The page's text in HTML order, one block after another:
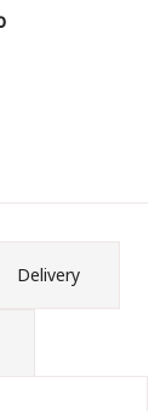
Delivery